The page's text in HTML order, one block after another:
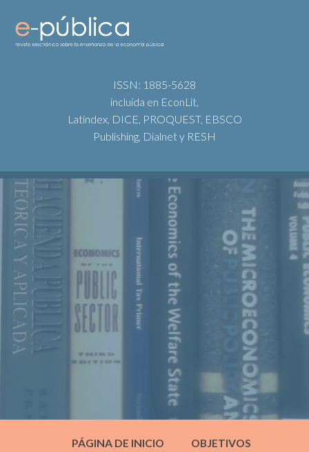
ISSN: 1885-5628
incluida en EconLit,
Latindex, DICE, PROQUEST, EBSCO
Publishing, Dialnet y RESH
PÁGINA DE INICIO OBJETIVOS